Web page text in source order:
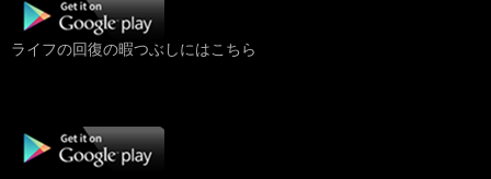
ライフの回復の暇つぶしにはこちら